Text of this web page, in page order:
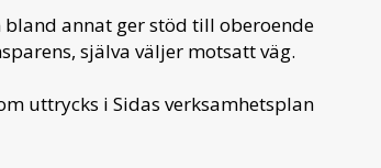
annat ger stöd till oberoende
själva väljer motsatt väg.
uttrycks i Sidas verksamhetsplan